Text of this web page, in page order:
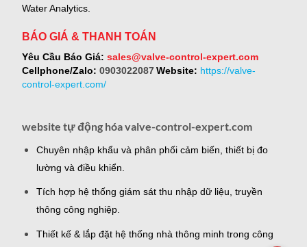
Water Analytics.
BÁO GIÁ & THANH TOÁN
Yêu Cầu Báo Giá: sales@valve-control-expert.com
Cellphone/Zalo: 0903022087 Website: https://valve-
control-expert.com/
website tự động hóa valve-control-expert.com
Chuyên nhập khẩu và phân phối cảm biến, thiết bị đo
lường và điều khiển.
Tích hợp hệ thống giám sát thu nhập dữ liệu, truyền
thông công nghiệp.
Thiết kế & lắp đặt hệ thống nhà thông minh trong công